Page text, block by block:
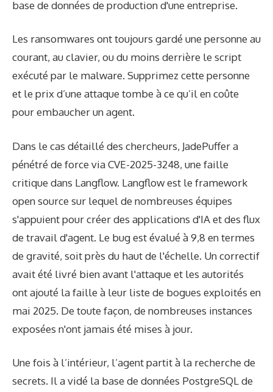
base de données de production d'une entreprise.
Les ransomwares ont toujours gardé une personne au
courant, au clavier, ou du moins derrière le script
exécuté par le malware. Supprimez cette personne
et le prix d’une attaque tombe à ce qu’il en coûte
pour embaucher un agent.
Dans le cas détaillé des chercheurs, JadePuffer a
pénétré de force via CVE-2025-3248, une faille
critique dans Langflow. Langflow est le framework
open source sur lequel de nombreuses équipes
s'appuient pour créer des applications d'IA et des flux
de travail d'agent. Le bug est évalué à 9,8 en termes
de gravité, soit près du haut de l'échelle. Un correctif
avait été livré bien avant l'attaque et les autorités
ont ajouté la faille à leur liste de bogues exploités en
mai 2025. De toute façon, de nombreuses instances
exposées n'ont jamais été mises à jour.
Une fois à l’intérieur, l’agent partit à la recherche de
secrets. Il a vidé la base de données PostgreSQL de